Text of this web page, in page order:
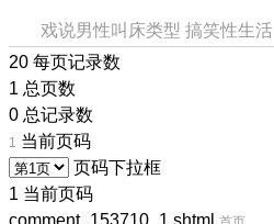
戏说男性叫床类型 搞笑性生活
20 每页记录数
1 总页数
0 总记录数
1 当前页码
页码下拉框
1 当前页码
comment_153710_1.shtml